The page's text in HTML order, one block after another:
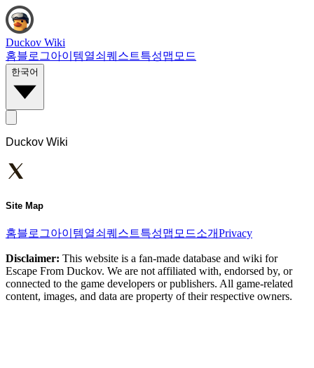
Duckov Wiki
홈블로그아이템열쇠 퀘스트특성맵 모드
한국어
Duckov Wiki
Site Map
홈블로그아이템열쇠 퀘스트특성맵 모드소개Privacy
Disclaimer: This website is a fan-made database and wiki for
Escape From Duckov. We are not affiliated with, endorsed by, or
connected to the game developers or publishers. All game-related
content, images, and data are property of their respective owners.